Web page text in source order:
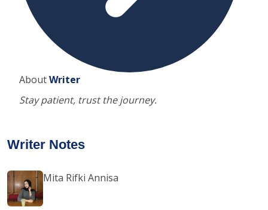
AboutWriter
Stay patient, trust the journey.
Writer Notes
Mita Rifki Annisa